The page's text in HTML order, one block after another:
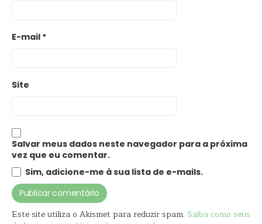
E-mail *
Site
Salvar meus dados neste navegador para a próxima
vez que eu comentar.
Sim, adicione-me à sua lista de e-mails.
Este site utiliza o Akismet para reduzir spam. Saiba como seus